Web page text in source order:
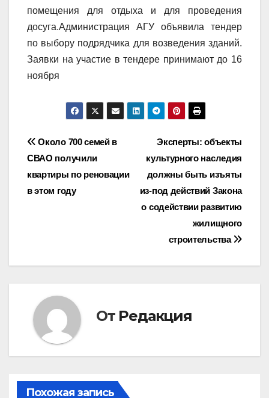
помещения для отдыха и для проведения
досуга.Администрация АГУ объявила тендер
по выбору подрядчика для возведения зданий.
Заявки на участие в тендере принимают до 16
ноября
Навигация
по
записям
Эксперты: объекты
культурного наследия
должны быть изъяты
из-под действий Закона
о содействии развитию
жилищного
строительства
Около 700 семей в
СВАО получили
квартиры по реновации
в этом году
От Редакция
Похожая запись